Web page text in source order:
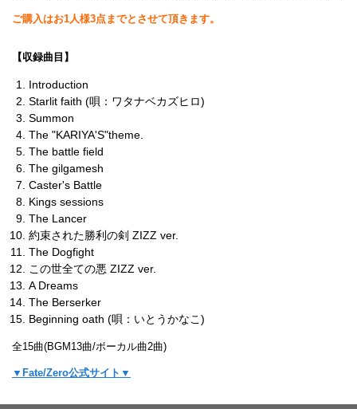
ご購入はお1人様3点までとさせて頂きます。
【収録曲目】
Introduction
Starlit faith (唄：ワタナベカズヒロ)
Summon
The "KARIYA'S"theme.
The battle field
The gilgamesh
Caster's Battle
Kings sessions
The Lancer
約束された勝利の剣 ZIZZ ver.
The Dogfight
この世全ての悪 ZIZZ ver.
A Dreams
The Berserker
Beginning oath (唄：いとうかなこ)
全15曲(BGM13曲/ボーカル曲2曲)
▼Fate/Zero公式サイト▼